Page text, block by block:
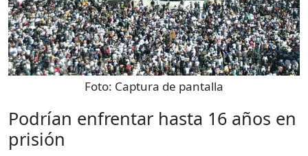
Foto: Captura de pantalla
Podrían enfrentar hasta 16 años en
prisión